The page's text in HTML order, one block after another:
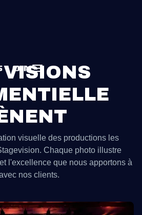
visuelle des productions les
Chaque photo illustre
l'excellence que nous apportons à
nos clients.